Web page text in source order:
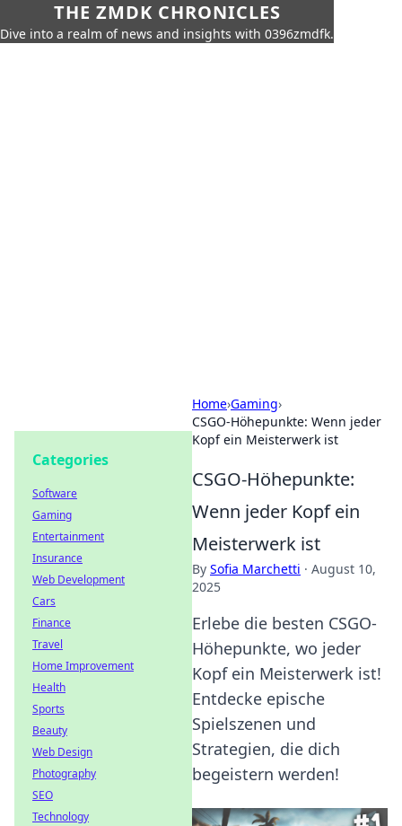
THE ZMDK CHRONICLES
Dive into a realm of news and insights with 0396zmdfk.
Home›Gaming›
CSGO-Höhepunkte: Wenn jeder
Kopf ein Meisterwerk ist
CSGO-Höhepunkte:
Wenn jeder Kopf ein
Meisterwerk ist
By Sofia Marchetti · August 10,
2025
Erlebe die besten CSGO-
Höhepunkte, wo jeder
Kopf ein Meisterwerk ist!
Entdecke epische
Spielszenen und
Strategien, die dich
begeistern werden!
Categories
Software
Gaming
Entertainment
Insurance
Web Development
Cars
Finance
Travel
Home Improvement
Health
Sports
Beauty
Web Design
Photography
SEO
Technology